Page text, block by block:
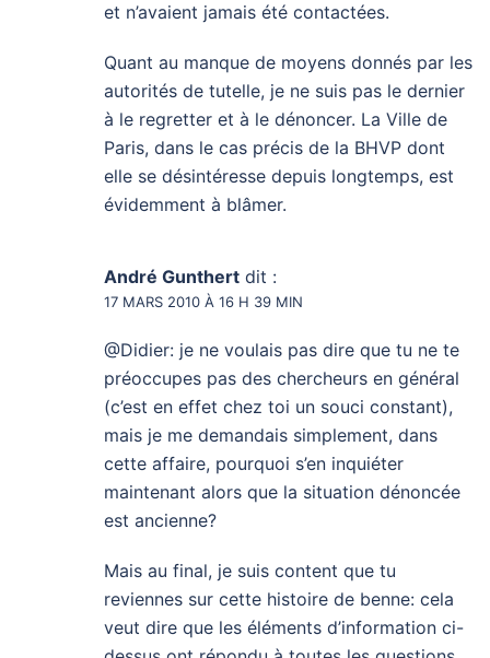
et n’avaient jamais été contactées.
Quant au manque de moyens donnés par les
autorités de tutelle, je ne suis pas le dernier
à le regretter et à le dénoncer. La Ville de
Paris, dans le cas précis de la BHVP dont
elle se désintéresse depuis longtemps, est
évidemment à blâmer.
André Gunthert dit :
17 MARS 2010 À 16 H 39 MIN
@Didier: je ne voulais pas dire que tu ne te
préoccupes pas des chercheurs en général
(c’est en effet chez toi un souci constant),
mais je me demandais simplement, dans
cette affaire, pourquoi s’en inquiéter
maintenant alors que la situation dénoncée
est ancienne?
Mais au final, je suis content que tu
reviennes sur cette histoire de benne: cela
veut dire que les éléments d’information ci-